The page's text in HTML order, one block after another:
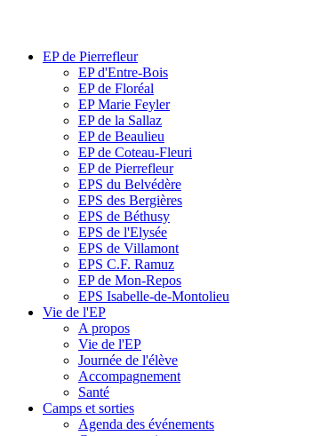
EP de Pierrefleur
EP d'Entre-Bois
EP de Floréal
EP Marie Feyler
EP de la Sallaz
EP de Beaulieu
EP de Coteau-Fleuri
EP de Pierrefleur
EPS du Belvédère
EPS des Bergières
EPS de Béthusy
EPS de l'Elysée
EPS de Villamont
EPS C.F. Ramuz
EP de Mon-Repos
EPS Isabelle-de-Montolieu
Vie de l'EP
A propos
Vie de l'EP
Journée de l'élève
Accompagnement
Santé
Camps et sorties
Agenda des événements